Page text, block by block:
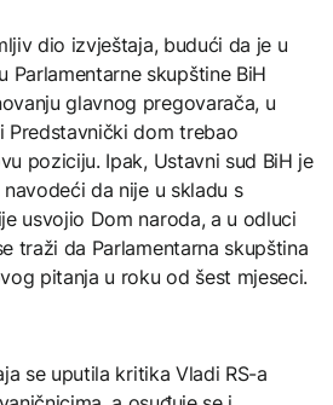
dio izvještaja, budući da je u
Parlamentarne skupštine BiH
glavnog pregovarača, u
Predstavnički dom trebao
poziciju. Ipak, Ustavni sud BiH je
da nije u skladu s
usvojio Dom naroda, a u odluci
traži da Parlamentarna skupština
pitanja u roku od šest mjeseci.
se uputila kritika Vladi RS-a